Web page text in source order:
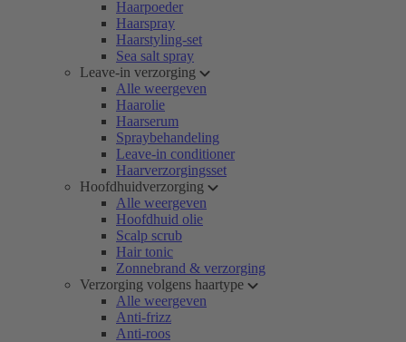
Haarpoeder
Haarspray
Haarstyling-set
Sea salt spray
Leave-in verzorging
Alle weergeven
Haarolie
Haarserum
Spraybehandeling
Leave-in conditioner
Haarverzorgingsset
Hoofdhuidverzorging
Alle weergeven
Hoofdhuid olie
Scalp scrub
Hair tonic
Zonnebrand & verzorging
Verzorging volgens haartype
Alle weergeven
Anti-frizz
Anti-roos